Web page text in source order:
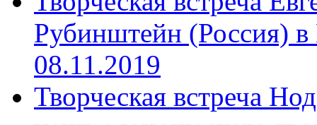
Рубинштейн (Россия)
08.11.2019
Творческая встреча